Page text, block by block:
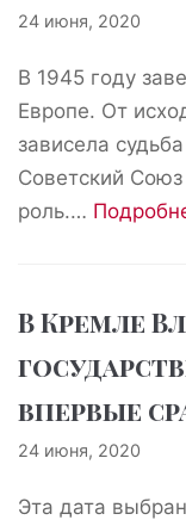
24 июня, 2020
В 1945 году
Европе. От
зависела
Советский
роль.…
В Кремле
впервые
24 июня, 2020
Эта дата